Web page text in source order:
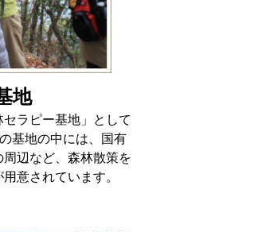
地
ラピー基地」として
基地の中には、国有
辺など、森林散策を
意されています。